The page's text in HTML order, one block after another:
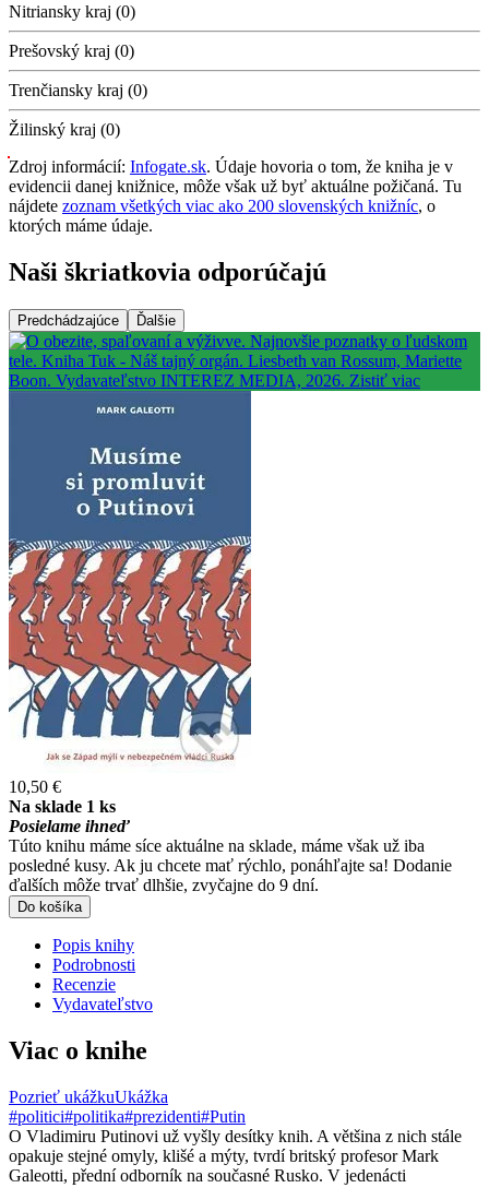
Nitriansky kraj (0)
Prešovský kraj (0)
Trenčiansky kraj (0)
Žilinský kraj (0)
Zdroj informácií: Infogate.sk. Údaje hovoria o tom, že kniha je v
evidencii danej knižnice, môže však už byť aktuálne požičaná. Tu
nájdete zoznam všetkých viac ako 200 slovenských knižníc, o
ktorých máme údaje.
Naši škriatkovia odporúčajú
Predchádzajúce Ďalšie
10,50 €
Na sklade 1 ks
Posielame ihneď
Túto knihu máme síce aktuálne na sklade, máme však už iba
posledné kusy. Ak ju chcete mať rýchlo, ponáhľajte sa! Dodanie
ďalších môže trvať dlhšie, zvyčajne do 9 dní.
Do košíka
Popis knihy
Podrobnosti
Recenzie
Vydavateľstvo
Viac o knihe
Pozrieť ukážkuUkážka
#politici#politika#prezidenti#Putin
O Vladimiru Putinovi už vyšly desítky knih. A většina z nich stále
opakuje stejné omyly, klišé a mýty, tvrdí britský profesor Mark
Galeotti, přední odborník na současné Rusko. V jedenácti